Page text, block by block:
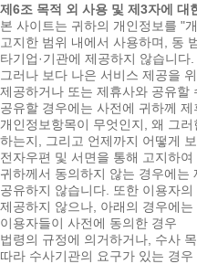
제6조 목적 외 사용 및 제3자에 대
본 사이트는 귀하의 개인정보를 "
고지한 범위 내에서 사용하며, 동
타기업·기관에 제공하지 않습니다.
그러나 보다 나은 서비스 제공을
제공하거나 또는 제휴사와 공유할
공유할 경우에는 사전에 귀하께
개인정보항목이 무엇인지, 왜 그
하는지, 그리고 언제까지 어떻게
전자우편 및 서면을 통해 고지하
귀하께서 동의하지 않는 경우에는
공유하지 않습니다. 또한 이용자
제공하지 않으나, 아래의 경우에는
이용자들이 사전에 동의한 경우
법령의 규정에 의거하거나, 수사
따라 수사기관의 요구가 있는 경우